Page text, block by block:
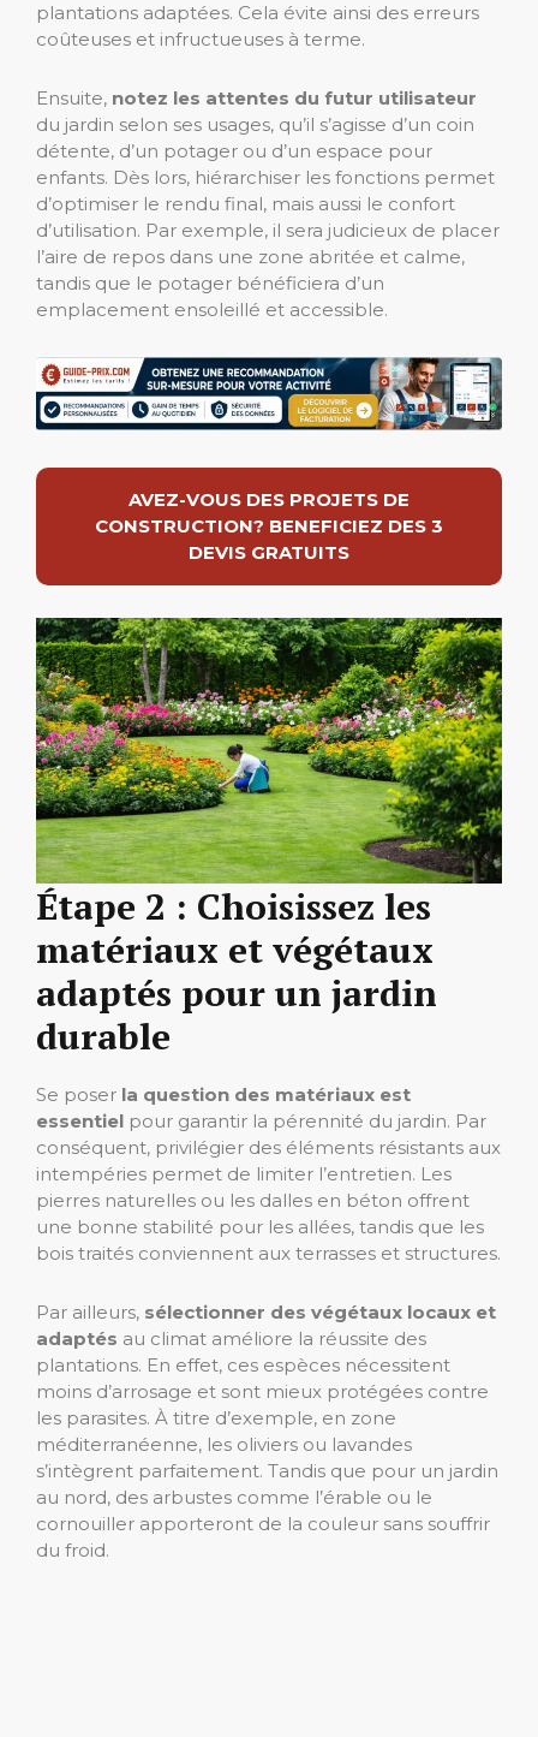
plantations adaptées. Cela évite ainsi des erreurs
coûteuses et infructueuses à terme.
Ensuite, notez les attentes du futur utilisateur
du jardin selon ses usages, qu’il s’agisse d’un coin
détente, d’un potager ou d’un espace pour
enfants. Dès lors, hiérarchiser les fonctions permet
d’optimiser le rendu final, mais aussi le confort
d’utilisation. Par exemple, il sera judicieux de placer
l’aire de repos dans une zone abritée et calme,
tandis que le potager bénéficiera d’un
emplacement ensoleillé et accessible.
AVEZ-VOUS DES PROJETS DE
CONSTRUCTION? BENEFICIEZ DES 3
DEVIS GRATUITS
Étape 2 : Choisissez les
matériaux et végétaux
adaptés pour un jardin
durable
Se poser la question des matériaux est
essentiel pour garantir la pérennité du jardin. Par
conséquent, privilégier des éléments résistants aux
intempéries permet de limiter l’entretien. Les
pierres naturelles ou les dalles en béton offrent
une bonne stabilité pour les allées, tandis que les
bois traités conviennent aux terrasses et structures.
Par ailleurs, sélectionner des végétaux locaux et
adaptés au climat améliore la réussite des
plantations. En effet, ces espèces nécessitent
moins d’arrosage et sont mieux protégées contre
les parasites. À titre d’exemple, en zone
méditerranéenne, les oliviers ou lavandes
s’intègrent parfaitement. Tandis que pour un jardin
au nord, des arbustes comme l’érable ou le
cornouiller apporteront de la couleur sans souffrir
du froid.